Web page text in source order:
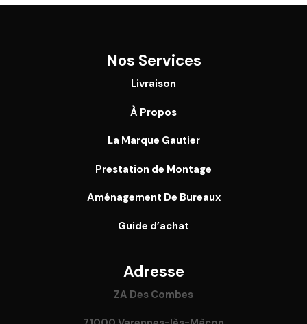
Nos Services
Livraison
À Propos
La Marque Gautier
Prestation de Montage
Aménagement De Bureaux
Guide d’achat
Adresse
ZA Des Combes